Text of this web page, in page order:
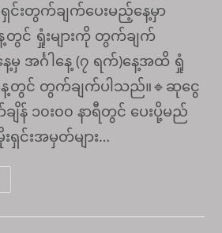
ရှင်းတွက်ချက်ပေးမည့်နေ့မှာ
တွင် ရှုံးများကို တွက်ချက်
ေ့မှ အင်္ဂါနေ့ (၇ ရက်)နေ့အထိ ရှုံ
နေ့တွင် တွက်ချက်ပါသည်။🔹ဆုငွေ
ချိန် ၁၀း၀၀ နာရီတွင် ပေးပို့မည်
ရှင်းအမှတ်များ…
တ်စဉ်
လည်